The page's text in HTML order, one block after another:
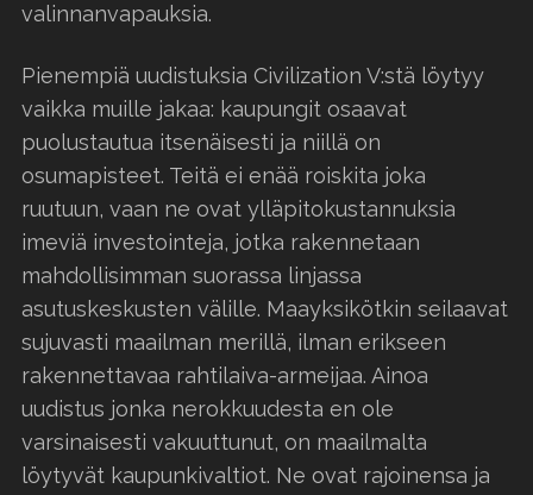
valinnanvapauksia.
Pienempiä uudistuksia Civilization V:stä löytyy
vaikka muille jakaa: kaupungit osaavat
puolustautua itsenäisesti ja niillä on
osumapisteet. Teitä ei enää roiskita joka
ruutuun, vaan ne ovat ylläpitokustannuksia
imeviä investointeja, jotka rakennetaan
mahdollisimman suorassa linjassa
asutuskeskusten välille. Maayksikötkin seilaavat
sujuvasti maailman merillä, ilman erikseen
rakennettavaa rahtilaiva-armeijaa. Ainoa
uudistus jonka nerokkuudesta en ole
varsinaisesti vakuuttunut, on maailmalta
löytyvät kaupunkivaltiot. Ne ovat rajoinensa ja